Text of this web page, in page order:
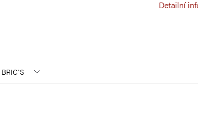
Detailní
BRIC`S